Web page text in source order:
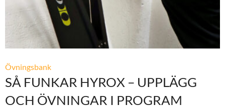
Övningsbank
SÅ FUNKAR HYROX – UPPLÄGG
OCH ÖVNINGAR I PROGRAM